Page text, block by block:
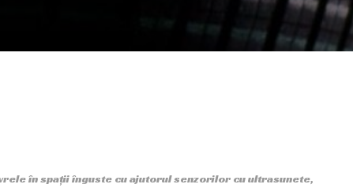
în spații înguste cu ajutorul senzorilor cu ultrasunete,